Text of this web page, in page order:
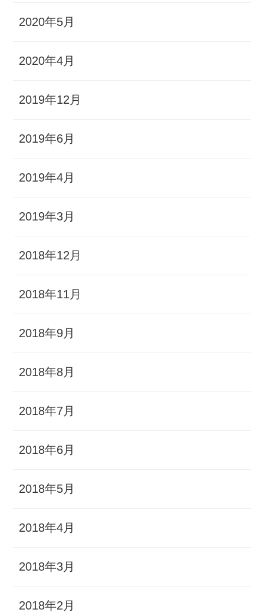
2020年5月
2020年4月
2019年12月
2019年6月
2019年4月
2019年3月
2018年12月
2018年11月
2018年9月
2018年8月
2018年7月
2018年6月
2018年5月
2018年4月
2018年3月
2018年2月